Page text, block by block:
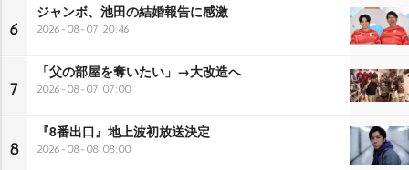
6
ジャンボ、池田の結婚報告に感激
2026-08-07 20:46
7
「父の部屋を奪いたい」→大改造へ
2026-08-07 07:00
8
『8番出口』地上波初放送決定
2026-08-08 08:00